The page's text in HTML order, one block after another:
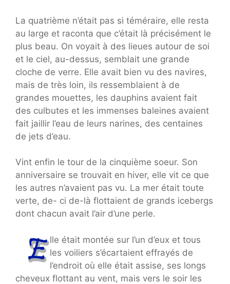
La quatrième n’était pas si téméraire, elle resta
au large et raconta que c’était là précisément le
plus beau. On voyait à des lieues autour de soi
et le ciel, au-dessus, semblait une grande
cloche de verre. Elle avait bien vu des navires,
mais de très loin, ils ressemblaient à de
grandes mouettes, les dauphins avaient fait
des culbutes et les immenses baleines avaient
fait jaillir l’eau de leurs narines, des centaines
de jets d’eau.
Vint enfin le tour de la cinquième soeur. Son
anniversaire se trouvait en hiver, elle vit ce que
les autres n’avaient pas vu. La mer était toute
verte, de- ci de-là flottaient de grands icebergs
dont chacun avait l’air d’une perle.
lle était montée sur l’un d’eux et tous
les voiliers s’écartaient effrayés de
l’endroit où elle était assise, ses longs
cheveux flottant au vent, mais vers le soir les